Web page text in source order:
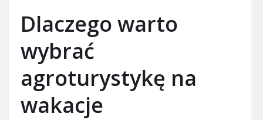
Dlaczego warto
wybrać
agroturystykę na
wakacje